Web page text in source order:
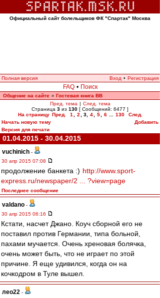
Официальный сайт болельщиков ФК "Спартак" Москва
Полная версия Вход • Регистрация
FAQ • Поиск
Общение на сайте » Гостевая книга ВВ
Пред. тема | След. тема
Страница 3 из 130 [ Сообщений: 6477 ]
На страницу Пред. 1 2 3, 4 5 6 130
След.
Начать новую тему
Добавить
Версия для печати
01.04.2015 - 30.04.2015
vuchinich -
30 апр 2015 07:08
продолжение банкета :) http://www.sport-
express.ru/newspaper/2 ... ?view=page
Последнее сообщение
valdano -
30 апр 2015 06:16
Кстати, насчет Джано. Коуч сборной его не
поставил против Германии, типа больной,
пахами мучается. Очень хреновая болячка,
очень может быть, что не играет по этой
причине. Я еще удивился, когда он на
кочкодром в Туле вышел.
лео22 -